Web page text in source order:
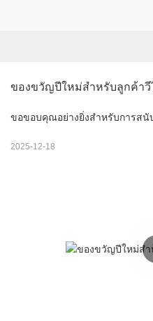
ของขวัญปีใหม่สำหรับลูกค้าวี
ขอขอบคุณอย่างยิ่งสำหรับการสนั
2025-12-18